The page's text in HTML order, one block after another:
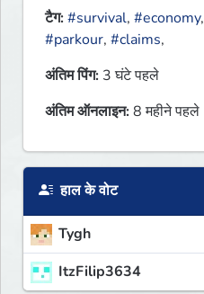
टैग:#survival, #economy,
#parkour, #claims,
अंतिम पिंग: 3 घंटे पहले
अंतिम ऑनलाइन:8 महीने पहले
हाल के वोट
Tygh
ItzFilip3634